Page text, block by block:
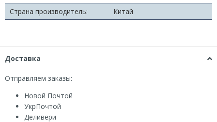
Страна производитель:
Китай
Доставка
Отправляем заказы:
Новой Почтой
УкрПочтой
Деливери